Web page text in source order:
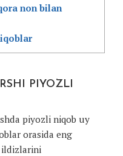
non bilan
PIYOZLI
piyozli niqob uy
orasida eng
ildizlarini